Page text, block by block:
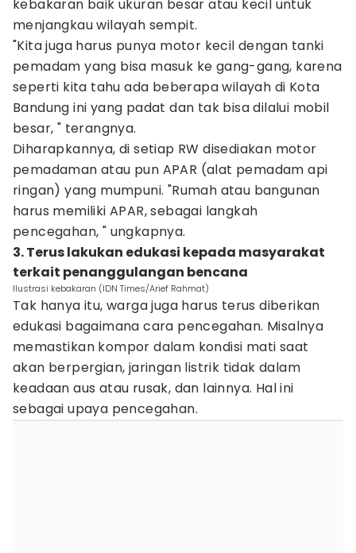
kebakaran baik ukuran besar atau kecil untuk
menjangkau wilayah sempit.
"Kita juga harus punya motor kecil dengan tanki
pemadam yang bisa masuk ke gang-gang, karena
seperti kita tahu ada beberapa wilayah di Kota
Bandung ini yang padat dan tak bisa dilalui mobil
besar, " terangnya.
Diharapkannya, di setiap RW disediakan motor
pemadaman atau pun APAR (alat pemadam api
ringan) yang mumpuni. "Rumah atau bangunan
harus memiliki APAR, sebagai langkah
pencegahan, " ungkapnya.
3. Terus lakukan edukasi kepada masyarakat
terkait penanggulangan bencana
Ilustrasi kebakaran (IDN Times/Arief Rahmat)
Tak hanya itu, warga juga harus terus diberikan
edukasi bagaimana cara pencegahan. Misalnya
memastikan kompor dalam kondisi mati saat
akan berpergian, jaringan listrik tidak dalam
keadaan aus atau rusak, dan lainnya. Hal ini
sebagai upaya pencegahan.